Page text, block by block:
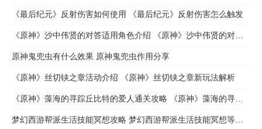
《最后纪元》反射伤害如何使用 《最后纪元》反射伤害怎么触发
《原神》沙中伟贤的对答适用角色介绍 《原神》沙中伟贤的对答适用谁
原神鬼兜虫有什么效果 原神鬼兜虫作用分享
《原神》丝切铗之章活动介绍 《原神》丝切铗之章新玩法解析
《原神》藻海的寻踪丘比特的爱人通关攻略 《原神》藻海的寻踪丘比特的爱人任务完成步骤流程
梦幻西游帮派生活技能冥想攻略 梦幻西游帮派生活技能冥想等级解析